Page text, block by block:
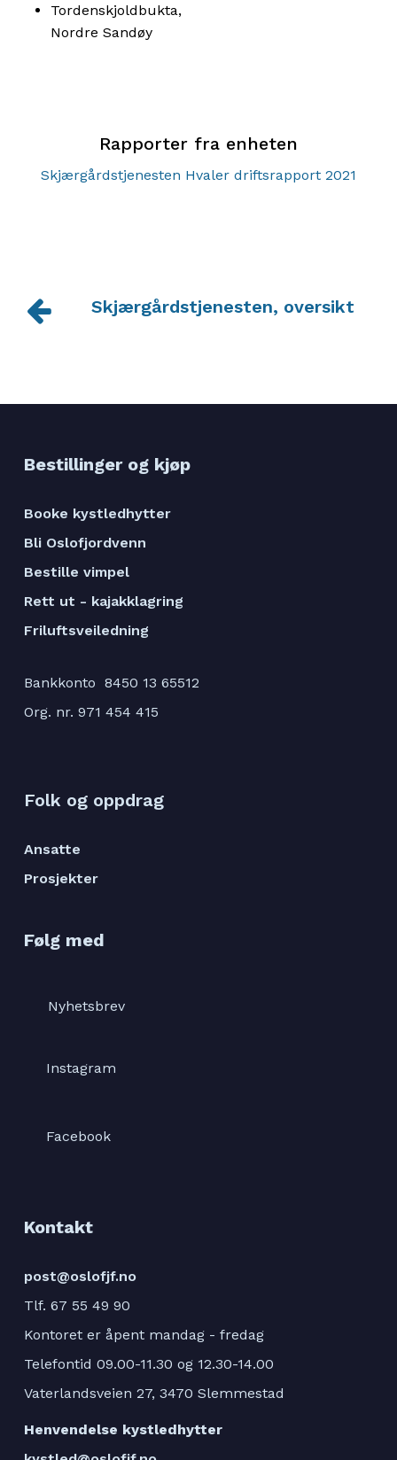
Tordenskjoldbukta,
Nordre Sandøy
Rapporter fra enheten
Skjærgårdstjenesten Hvaler driftsrapport 2021
Skjærgårdstjenesten, oversikt
Bestillinger og kjøp
Booke kystledhytter
Bli Oslofjordvenn
Bestille vimpel
Rett ut - kajakklagring
Friluftsveiledning
Bankkonto 8450 13 65512
Org. nr. 971 454 415
Folk og oppdrag
Ansatte
Prosjekter
Følg med
Nyhetsbrev
Instagram
Facebook
Kontakt
post@oslofjf.no
Tlf. 67 55 49 90
Kontoret er åpent mandag - fredag
Telefontid 09.00-11.30 og 12.30-14.00
Vaterlandsveien 27, 3470 Slemmestad
Henvendelse kystledhytter